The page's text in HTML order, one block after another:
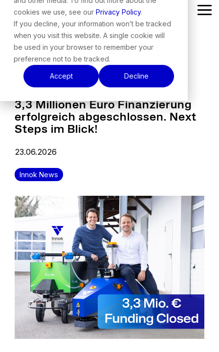
cookies we use, see our Privacy Policy.
If you decline, your information won’t be tracked
when you visit this website. A single cookie will
be used in your browser to remember your
preference not to be tracked.
Accept Decline
Skip
main
content.
3,3 Millionen Euro Finanzierung
erfolgreich abgeschlossen. Next
Steps im Blick!
23.06.2026
Innok News